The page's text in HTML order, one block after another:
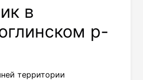
в
р-
территории